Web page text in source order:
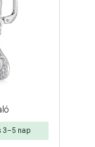
3–5 nap